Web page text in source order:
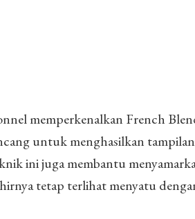
memperkenalkan French
untuk menghasilkan
ini juga membantu
tetap terlihat menyatu